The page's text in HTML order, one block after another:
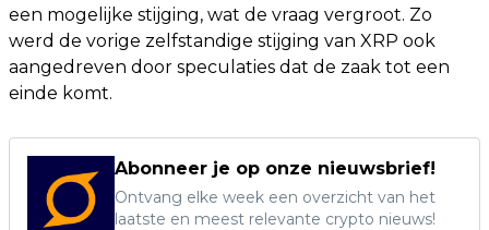
een mogelijke stijging, wat de vraag vergroot. Zo
werd de vorige zelfstandige stijging van XRP ook
aangedreven door speculaties dat de zaak tot een
einde komt.
Abonneer je op onze nieuwsbrief!
Ontvang elke week een overzicht van het
laatste en meest relevante crypto nieuws!